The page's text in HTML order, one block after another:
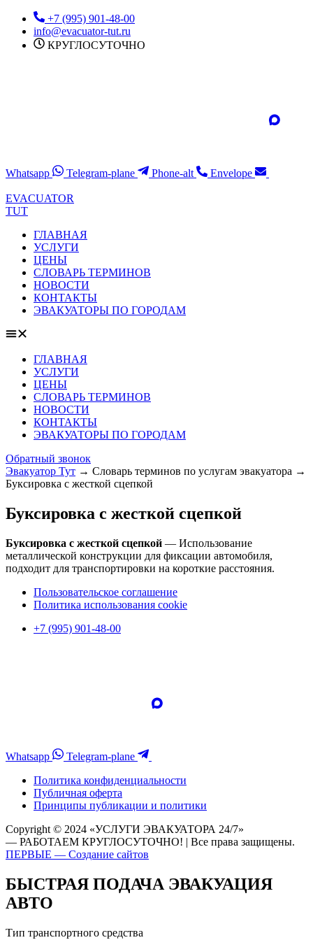
Перейти
содержимому
+7 (995) 901-48-00
info@evacuator-tut.ru
КРУГЛОСУТОЧНО
Whatsapp Telegram-plane Phone-alt Envelope
EVACUATOR
TUT
ГЛАВНАЯ
УСЛУГИ
ЦЕНЫ
СЛОВАРЬ ТЕРМИНОВ
НОВОСТИ
КОНТАКТЫ
ЭВАКУАТОРЫ ПО ГОРОДАМ
ГЛАВНАЯ
УСЛУГИ
ЦЕНЫ
СЛОВАРЬ ТЕРМИНОВ
НОВОСТИ
КОНТАКТЫ
ЭВАКУАТОРЫ ПО ГОРОДАМ
Обратный звонок
Эвакуатор Тут → Словарь терминов по услугам эвакуатора →
Буксировка с жесткой сцепкой
Буксировка с жесткой сцепкой
Буксировка с жесткой сцепкой — Использование
металлической конструкции для фиксации автомобиля,
подходит для транспортировки на короткие расстояния.
Пользовательское соглашение
Политика использования cookie
+7 (995) 901-48-00
Whatsapp
Telegram-plane
Политика конфиденциальности
Публичная оферта
Принципы публикации и политики
Copyright © 2024 «УСЛУГИ ЭВАКУАТОРА 24/7»
— РАБОТАЕМ КРУГЛОСУТОЧНО! | Все права защищены.
ПЕРВЫЕ — Создание сайтов
БЫСТРАЯ ПОДАЧА ЭВАКУАЦИЯ
АВТО
Тип транспортного средства